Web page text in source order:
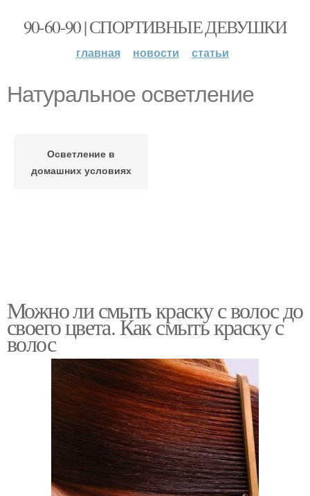
90-60-90 | СПОРТИВНЫЕ ДЕВУШКИ
главная новости статьи
Натуральное осветление
Осветление в
домашних условиях
Можно ли смыть краску с волос до
своего цвета. Как смыть краску с
волос